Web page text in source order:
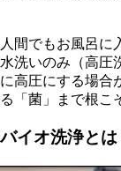
人間でもお風呂に
水洗いのみ（高圧
に高圧にする場合
る「菌」まで根こ
バイオ洗浄とは